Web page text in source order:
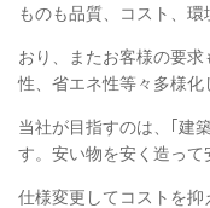
ものも品質、コスト、
おり、
またお客様の要
性、省エネ性等々多様化
当社が目指すのは、｢建
す。安い物を安く造って
仕様変更してコストを